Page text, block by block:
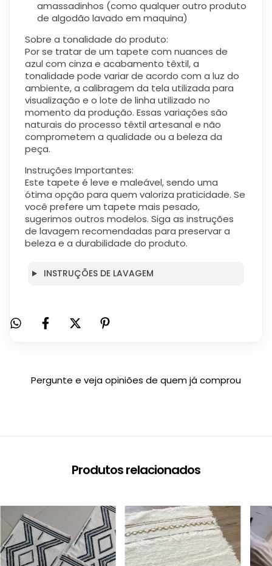
amassadinhos (como qualquer outro produto
de algodão lavado em maquina)
Sobre a tonalidade do produto:
Por se tratar de um tapete com nuances de
azul com cinza e acabamento têxtil, a
tonalidade pode variar de acordo com a luz do
ambiente, a calibragem da tela utilizada para
visualização e o lote de linha utilizado no
momento da produção. Essas variações são
naturais do processo têxtil artesanal e não
comprometem a qualidade ou a beleza da
peça.
Instruções Importantes:
Este tapete é leve e maleável, sendo uma
ótima opção para quem valoriza praticidade. Se
você prefere um tapete mais pesado,
sugerimos outros modelos. Siga as instruções
de lavagem recomendadas para preservar a
beleza e a durabilidade do produto.
INSTRUÇÕES DE LAVAGEM
Pergunte e veja opiniões de quem já comprou
Produtos relacionados